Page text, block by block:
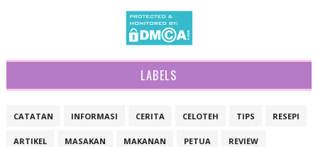
LABELS
CATATAN INFORMASI CERITA CELOTEH TIPS RESEPI
ARTIKEL MASAKAN MAKANAN PETUA REVIEW